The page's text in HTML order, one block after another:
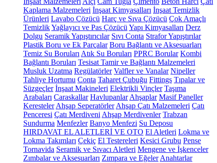
Kaplama Malzemeleri İnşaat Kimyasalları İnşaat Temizlik
Ürünleri Lavabo Çözücü Harç ve Sıva Çözücü Çok Amaçlı
TemizlikYağlayıcı ve Pas Çözücü Yapı Kimyasalları Derz
Dolgu Seramik Yapıştırıcılar Sıvı Conta Strafor Yapıştırılar
Plastik Boru ve Ek Parçalar Boru Bağlantı ve Aksesuarları
Temiz Su Boruları Atık Su Boruları PPRC Borular Kombi
Bağlantı Boruları Tesisat Tamir ve Bağlantı Malzemeleri
Musluk Uzatma Regülatörler Valfler ve Vanalar Nipeller
Tahliye Hortumu Conta Taharet Çubuğu Fittings Tıpalar ve
Süzgeçler İnşaat Makineleri Elektrikli Vinçler Taşıma
Arabaları Caraskallar Havlupanlar Ahşaplar Masif Paneller
Keresteler Ahşap Seperatörler Ahşap Çatı Malzemeleri Çatı
Penceresi Çatı Merdiveni Ahşap Merdivenler Trabzan
Sundurma Menfezler Banyo Menfezi Su Deposu
HIRDAVAT EL ALETLERİ VE OTO El Aletleri Lokma ve
Lokma Takımları Çekiç El Testereleri Kesici Grubu Pense
Tornavida Seramik ve Sıvacı Aletleri Mengene ve İşkenceler
Zımbalar ve Aksesuarları Zımpara ve Eğeler Anahtarlar